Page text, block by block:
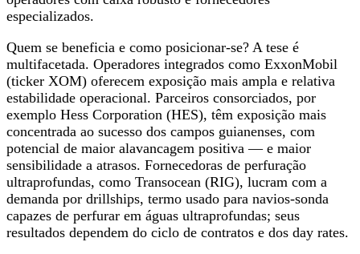
especializados.
Quem se beneficia e como posicionar-se? A tese é
multifacetada. Operadores integrados como ExxonMobil
(ticker XOM) oferecem exposição mais ampla e relativa
estabilidade operacional. Parceiros consorciados, por
exemplo Hess Corporation (HES), têm exposição mais
concentrada ao sucesso dos campos guianenses, com
potencial de maior alavancagem positiva — e maior
sensibilidade a atrasos. Fornecedoras de perfuração
ultraprofundas, como Transocean (RIG), lucram com a
demanda por drillships, termo usado para navios‑sonda
capazes de perfurar em águas ultraprofundas; seus
resultados dependem do ciclo de contratos e dos day rates.